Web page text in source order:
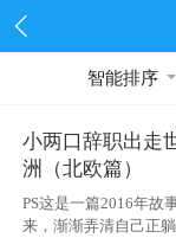
智能排序
小两口辞职出走
洲（北欧篇）
PS这是一篇2016年故
来，渐渐弄清自己正